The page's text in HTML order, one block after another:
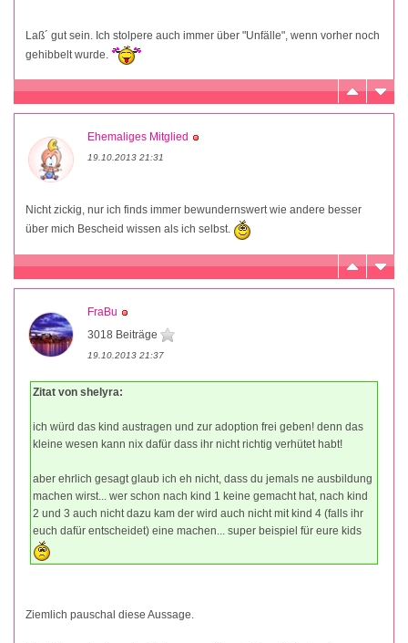
Laß´ gut sein. Ich stolpere auch immer über "Unfälle", wenn vorher noch
gehibbelt wurde.
Ehemaliges Mitglied
19.10.2013 21:31
Nicht zickig, nur ich finds immer bewundernswert wie andere besser
über mich Bescheid wissen als ich selbst.
FraBu
3018 Beiträge
19.10.2013 21:37
Zitat von shelyra:
ich würd das kind austragen und zur adoption frei geben! denn das
kleine wesen kann nix dafür dass ihr nicht richtig verhütet habt!
aber ehrlich gesagt glaub ich eh nicht, dass du jemals ne ausbildung
machen wirst... wer schon nach kind 1 keine gemacht hat, nach kind
2 und 3 auch nicht dazu kam der wird auch nicht mit kind 4 (falls ihr
euch dafür entscheidet) eine machen... super beispiel für eure kids
Ziemlich pauschal diese Aussage.